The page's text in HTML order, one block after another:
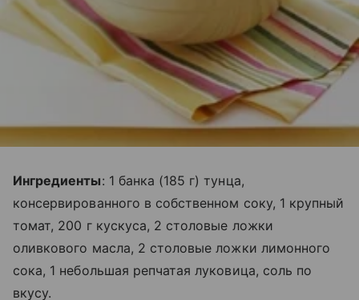
Ингредиенты: 1 банка (185 г) тунца,
консервированного в собственном соку, 1 крупный
томат, 200 г кускуса, 2 столовые ложки
оливкового масла, 2 столовые ложки лимонного
сока, 1 небольшая репчатая луковица, соль по
вкусу.